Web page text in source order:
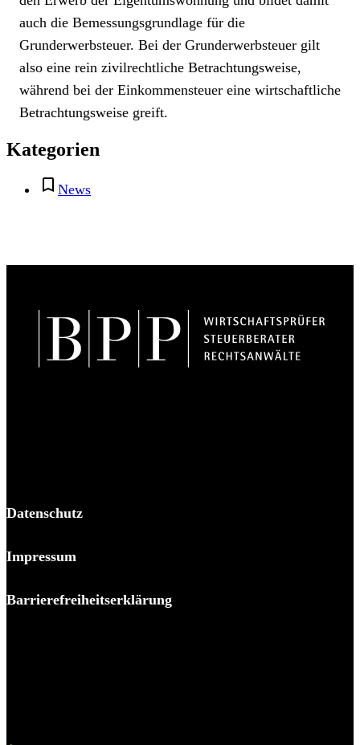
auch die Bemessungsgrundlage für die
Grunderwerbsteuer. Bei der Grunderwerbsteuer gilt
also eine rein zivilrechtliche Betrachtungsweise,
während bei der Einkommensteuer eine wirtschaftliche
Betrachtungsweise greift.
Kategorien
News
Datenschutz
Impressum
Barrierefreiheitserklärung